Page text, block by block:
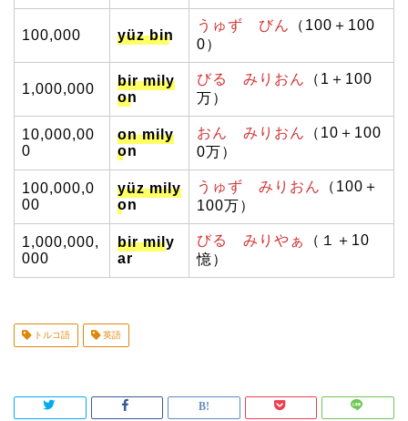
100,000 yüz bin
うゅず びん
（100＋100
0）
1,000,000
bir mily
on
びる みりおん
（1＋100
万）
10,000,00
0
on mily
on
おん みりおん
（10＋100
0万）
100,000,0
00
yüz mily
on
うゅず みりおん
（100＋
100万）
1,000,000,
000
bir mily
ar
びる みりやぁ
（１＋10
憶）
トルコ語 英語